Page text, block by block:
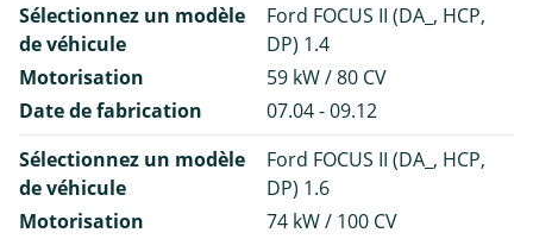
Sélectionnez un modèle
de véhicule
Ford FOCUS II (DA_, HCP,
DP) 1.4
Motorisation
59 kW / 80 CV
Date de fabrication
07.04 - 09.12
Sélectionnez un modèle
de véhicule
Ford FOCUS II (DA_, HCP,
DP) 1.6
Motorisation
74 kW / 100 CV